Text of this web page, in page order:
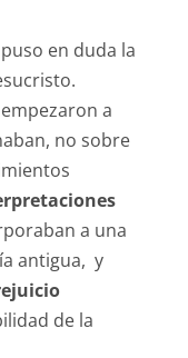
en duda la
a
no sobre
a una
antigua, y
de la